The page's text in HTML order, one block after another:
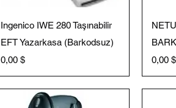
Schnellansicht
Ingenico IWE 280 Taşınabilir
EFT Yazarkasa (Barkodsuz)
Preis
0,00 $
Preis
0,00 $